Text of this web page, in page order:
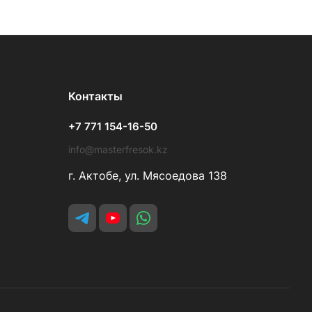
Контакты
+7 771 154-16-50
info@masterfresok.kz
г. Актобе, ул. Мясоедова 138